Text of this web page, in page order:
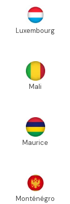
Luxembourg
Mali
Maurice
Monténégro